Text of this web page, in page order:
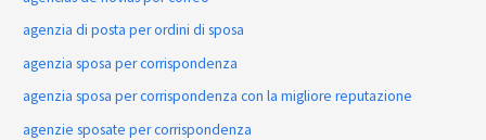
agenzia di posta per ordini di sposa
agenzia sposa per corrispondenza
agenzia sposa per corrispondenza con la migliore reputazione
agenzie sposate per corrispondenza